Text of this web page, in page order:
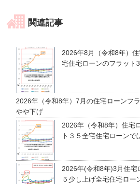
関連記事
2026年8月（令和8年）
宅住宅ローンのフラット
2026年（令和8年）7月の住宅ローンフ
やや下げ
2026年（令和8年）住宅
ト３５全宅住宅ローンで
2026年(令和8年)3月住宅
５少し上げ全宅住宅ロー